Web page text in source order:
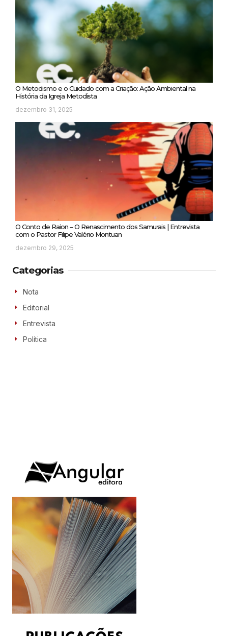
O Metodismo e o Cuidado com a Criação: Ação Ambiental na
História da Igreja Metodista
dezembro 31, 2025
O Conto de Raion – O Renascimento dos Samurais | Entrevista
com o Pastor Filipe Valério Montuan
dezembro 29, 2025
Categorias
Nota
Editorial
Entrevista
Política